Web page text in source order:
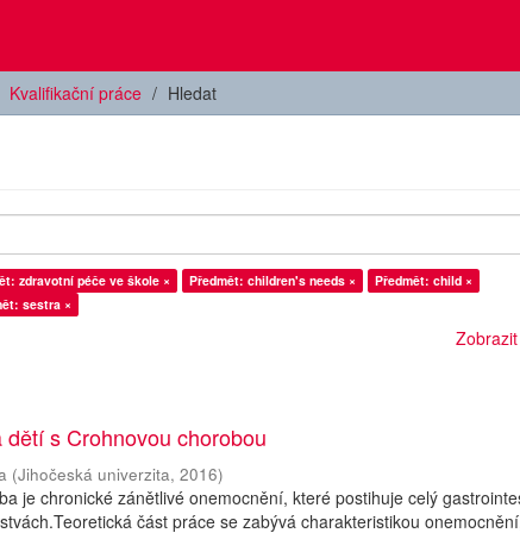
Kvalifikační práce Hledat
zdravotní péče ve škole × Předmět: children's needs ×
Předmět: child ×
sestra ×
dětí s Crohnovou chorobou
(Jihočeská univerzita,2016)
je chronické zánětlivé onemocnění, které postihuje celý
část práce se zabývá charakteristikou